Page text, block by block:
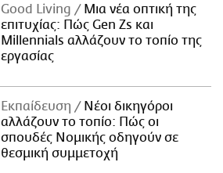
Good Living
Μια νέα οπτική της
επιτυχίας: Πώς Gen Zs και
Millennials αλλάζουν το τοπίο της
εργασίας
Εκπαίδευση
Νέοι δικηγόροι
αλλάζουν το τοπίο: Πώς οι
σπουδές Νομικής οδηγούν σε
θεσμική συμμετοχή